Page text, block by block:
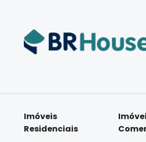
Imóveis
Residenciais